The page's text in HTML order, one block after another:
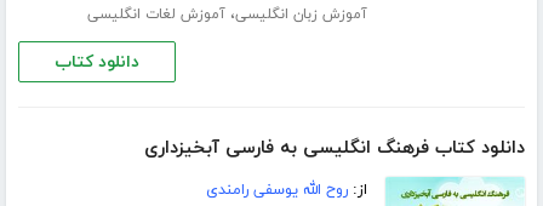
آموزش زبان انگلیسی،آموزش لغات انگلیسی
دانلود کتاب
دانلود کتاب فرهنگ انگلیسی به فارسی آبخیزداری
از:روح الله یوسفی رامندی